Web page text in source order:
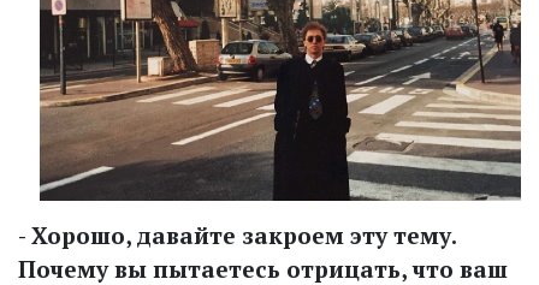
- Хорошо, давайте закроем эту тему.
Почему вы пытаетесь отрицать, что ваш